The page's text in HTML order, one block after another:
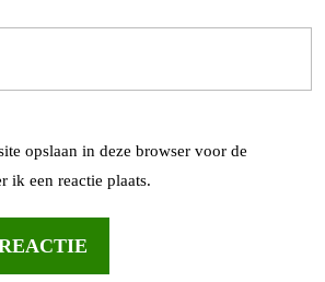
opslaan in deze browser voor de
ik een reactie plaats.